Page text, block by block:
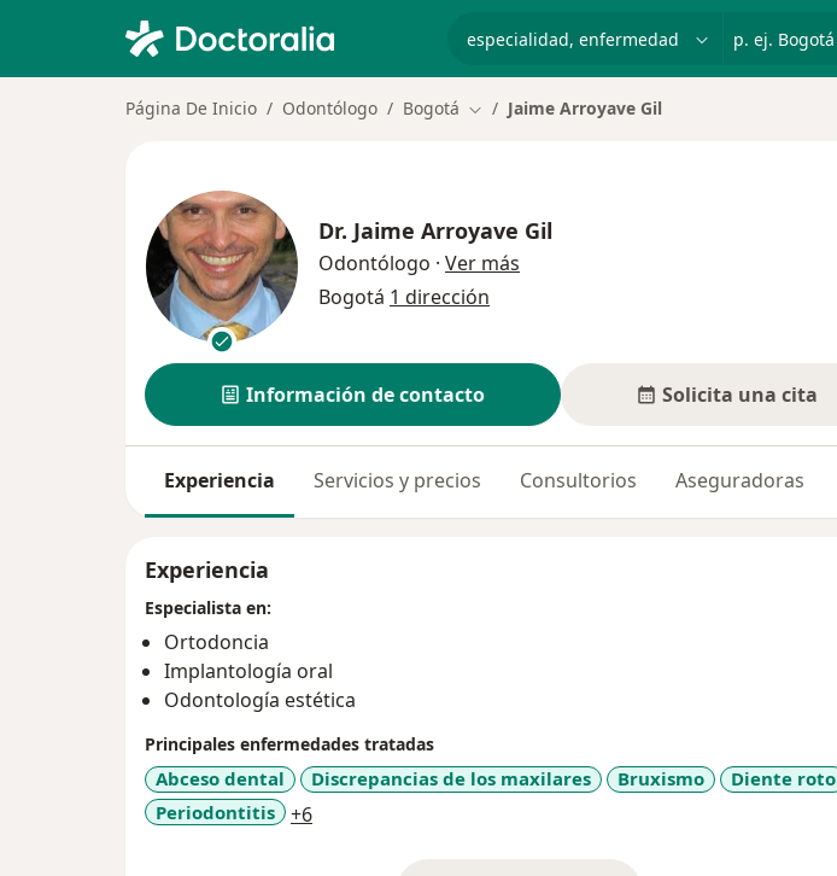
p. ej. Bogotá
Página De Inicio Odontólogo Bogotá Cambiar de ciudad
Jaime Arroyave Gil
Dr. Jaime Arroyave Gil
Odontólogo · Ver más
Bogotá 1 dirección
Información de contacto Solicita una cita
Experiencia Servicios y precios Consultorios Aseguradoras
Experiencia
Especialista en:
Ortodoncia
Implantología oral
Odontología estética
Principales enfermedades tratadas
Abceso dental Discrepancias de los maxilares Bruxismo
Diente roto
Periodontitis
+6a11y_sr_more_diseases